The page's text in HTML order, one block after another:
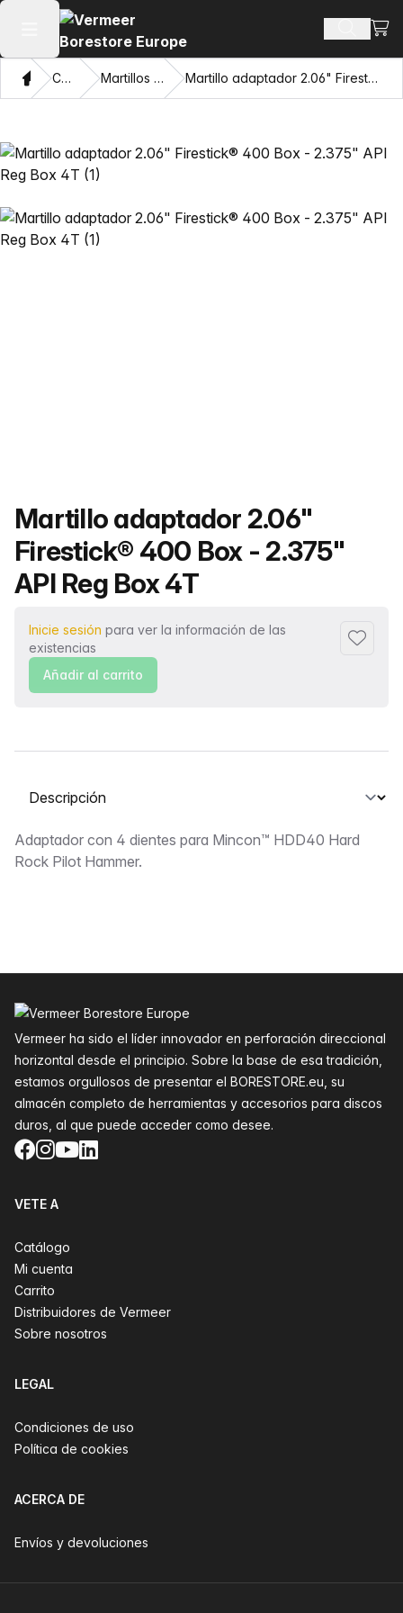
Abrir menú principal Buscar
Ver
Hogar
Catálogo Martillos Mincon™ HDD Martillo adaptador 2.06" Firestick® 400 Box - 2.375" API Reg Box 4T
Nombre del producto
Martillo adaptador 2.06"
Firestick® 400 Box - 2.375"
API Reg Box 4T
Inicie sesión para ver la información de las
existencias
Añadir
Añadir al carrito
Seleccione una pestaña
Descripción
Adaptador con 4 dientes para Mincon™ HDD40 Hard
Rock Pilot Hammer.
Vermeer ha sido el líder innovador en perforación direccional
horizontal desde el principio. Sobre la base de esa tradición,
estamos orgullosos de presentar el BORESTORE.eu, su
almacén completo de herramientas y accesorios para discos
duros, al que puede acceder como desee.
Facebook
Instagram
YouTube
LinkedIn
VETE A
Catálogo
Mi cuenta
Carrito
Distribuidores de Vermeer
Sobre nosotros
LEGAL
Condiciones de uso
Política de cookies
ACERCA DE
Envíos y devoluciones